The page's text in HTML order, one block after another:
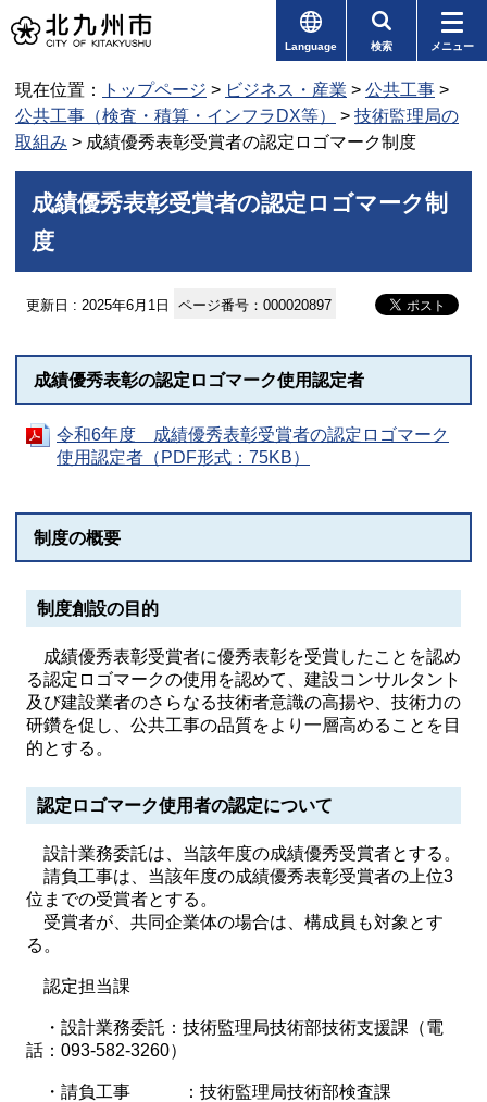
Language 検索 メニュー
現在位置： トップページ > ビジネス・産業 > 公共工事 >
公共工事（検査・積算・インフラDX等）
> 技術監理局の
取組み > 成績優秀表彰受賞者の認定ロゴマーク制度
成績優秀表彰受賞者の認定ロゴマーク制
度
更新日 : 2025年6月1日 ページ番号：000020897
成績優秀表彰の認定ロゴマーク使用認定者
令和6年度 成績優秀表彰受賞者の認定ロゴマーク
使用認定者（PDF形式：75KB）
制度の概要
制度創設の目的
成績優秀表彰受賞者に優秀表彰を受賞したことを認め
る認定ロゴマークの使用を認めて、建設コンサルタント
及び建設業者のさらなる技術者意識の高揚や、技術力の
研鑽を促し、公共工事の品質をより一層高めることを目
的とする。
認定ロゴマーク使用者の認定について
設計業務委託は、当該年度の成績優秀受賞者とする。
請負工事は、当該年度の成績優秀表彰受賞者の上位3
位までの受賞者とする。
受賞者が、共同企業体の場合は、構成員も対象とす
る。
認定担当課
・設計業務委託：技術監理局技術部技術支援課（電
話：093-582-3260）
・請負工事 ：技術監理局技術部検査課